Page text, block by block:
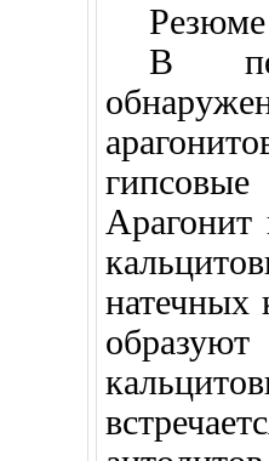
Резюме
В
Арагонит
натечных